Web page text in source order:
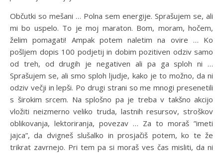
Občutki so mešani … Polna sem energije. Sprašujem se, ali
mi bo uspelo. To je moj maraton. Bom, moram, hočem,
želim pomagati! Ampak potem naletim na ovire … Ko
pošljem dopis 100 podjetij in dobim pozitiven odziv samo
od treh, od drugih je negativen ali pa ga sploh ni …
Sprašujem se, ali smo sploh ljudje, kako je to možno, da ni
odziv večji in lepši. Po drugi strani so me mnogi presenetili
s širokim srcem. Na splošno pa je treba v takšno akcijo
vložiti neizmerno veliko truda, lastnih resursov, stroškov
oblikovanja, lektoriranja, povezav … Za to moraš ”imeti
jajca”, da dvigneš slušalko in prosjačiš potem, ko te že
trikrat zavrnejo. Pri tem pa si moraš ves čas misliti, da ni